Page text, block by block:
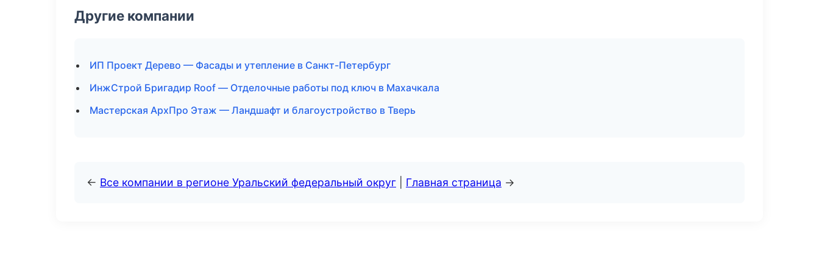
Другие компании
ИП Проект Дерево — Фасады и утепление в Санкт-Петербург
ИнжСтрой Бригадир Roof — Отделочные работы под ключ в Махачкала
Мастерская АрхПро Этаж — Ландшафт и благоустройство в Тверь
← Все компании в регионе Уральский федеральный округ Главная страница →